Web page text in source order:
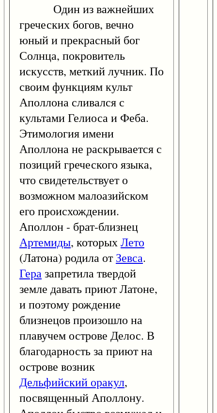
Один из важнейших
греческих богов, вечно
юный и прекрасный бог
Солнца, покровитель
искусств, меткий лучник. По
своим функциям культ
Аполлона сливался с
культами Гелиоса и Феба.
Этимология имени
Аполлона не раскрывается с
позиций греческого языка,
что свидетельствует о
возможном малоазийском
его происхождении.
Аполлон - брат-близнец
Артемиды, которыхЛето
(Латона) родила отЗевса.
Геразапретила твердой
земле давать приют Латоне,
и поэтому рождение
близнецов произошло на
плавучем острове Делос. В
благодарность за приют на
острове возник
Дельфийский оракул,
посвященный Аполлону.